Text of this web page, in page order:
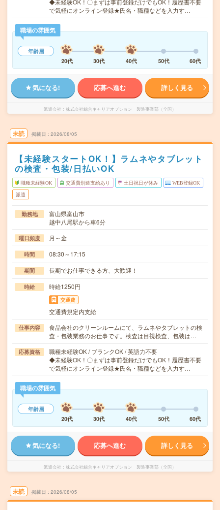
◆未経験OK！〇まずは事前登録だけでもOK！履歴書不要
で気軽にオンライン登録★氏名・職種などを入力す…
職場の雰囲気
年齢層
20代
30代 40代 50代 60代
気になる! 応募へ進む 詳しく見る
派遣会社 株式会社綜合キャリアオプション 製造事業部（全国）
未読 掲載日 2026/08/05
【未経験スタートOK！】ラムネやタブレット
の検査・包装/日払いOK
職種未経験OK 交通費別途支給あり 土日祝日が休み WEB登録OK
派遣
勤務地
富山県富山市
越中八尾駅から車6分
曜日頻度 月～金
時間 08:30～17:15
期間 長期でお仕事できる方、大歓迎！
時給 時給1250円
交通費
交通費規定内支給
仕事内容
食品会社のクリーンルームにて、ラムネやタブレットの検
査・包装業務のお仕事です。検査は目視検査、包装は…
応募資格
職種未経験OK / ブランクOK / 英語力不要
◆未経験OK！〇まずは事前登録だけでもOK！履歴書不要
で気軽にオンライン登録★氏名・職種などを入力す…
職場の雰囲気
年齢層
20代
30代 40代 50代 60代
気になる! 応募へ進む 詳しく見る
派遣会社 株式会社綜合キャリアオプション 製造事業部（全国）
未読 掲載日 2026/08/05